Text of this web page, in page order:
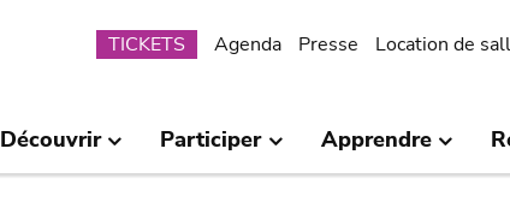
Submenu
TICKETS Agenda Presse Location de
Découvrir Participer Apprendre